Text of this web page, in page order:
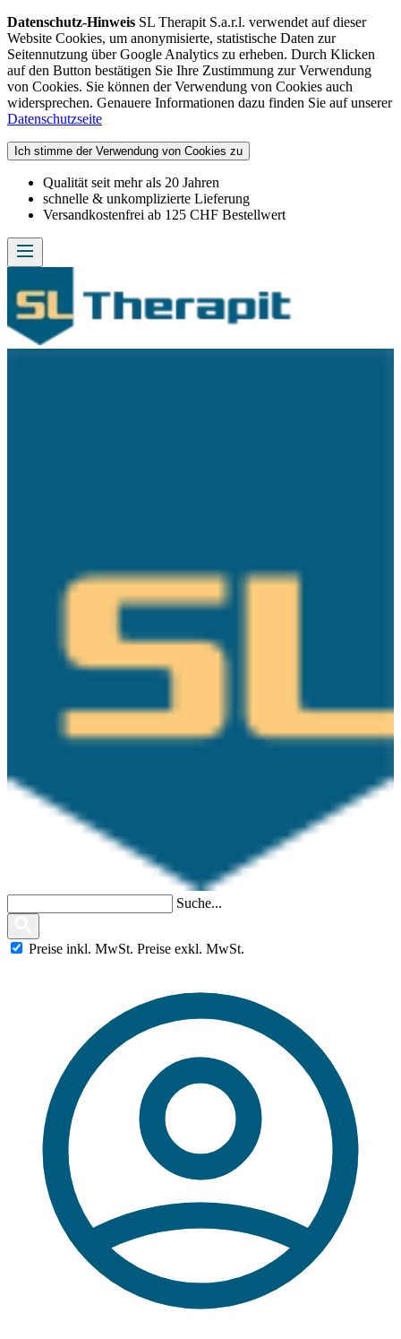
Datenschutz-Hinweis SL Therapit S.a.r.l. verwendet auf dieser
Website Cookies, um anonymisierte, statistische Daten zur
Seitennutzung über Google Analytics zu erheben. Durch Klicken
auf den Button bestätigen Sie Ihre Zustimmung zur Verwendung
von Cookies. Sie können der Verwendung von Cookies auch
widersprechen. Genauere Informationen dazu finden Sie auf unserer
Datenschutzseite
Ich stimme der Verwendung von Cookies zu
Qualität seit mehr als 20 Jahren
schnelle & unkomplizierte Lieferung
Versandkostenfrei ab 125 CHF Bestellwert
Suche...
Preise inkl. MwSt. Preise exkl. MwSt.